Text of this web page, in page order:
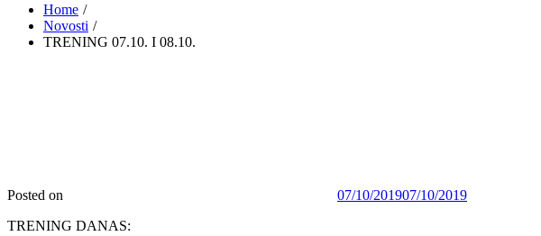
Home
Novosti
TRENING 07.10. I 08.10.
Posted on 07/10/201907/10/2019
TRENING DANAS: